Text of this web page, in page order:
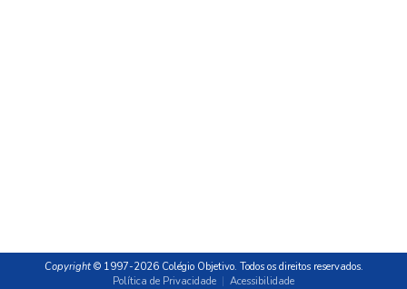
Copyright© 1997-2026 Colégio Objetivo. Todos os direitos reservados.
Política de Privacidade
Acessibilidade